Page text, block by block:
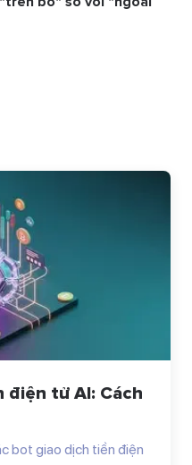
điện tử AI: Cách
bot giao dịch tiền điện